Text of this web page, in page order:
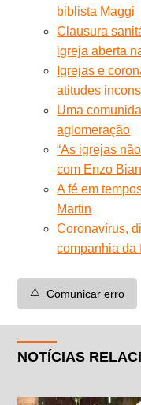
biblista Maggi
Clausura
igreja aberta
Igrejas e
atitudes
Uma
aglomeração
“As igrejas
com Enzo
A fé em
Martin
Coronavírus,
companhia da
⚠️ Comunicar erro
NOTÍCIAS